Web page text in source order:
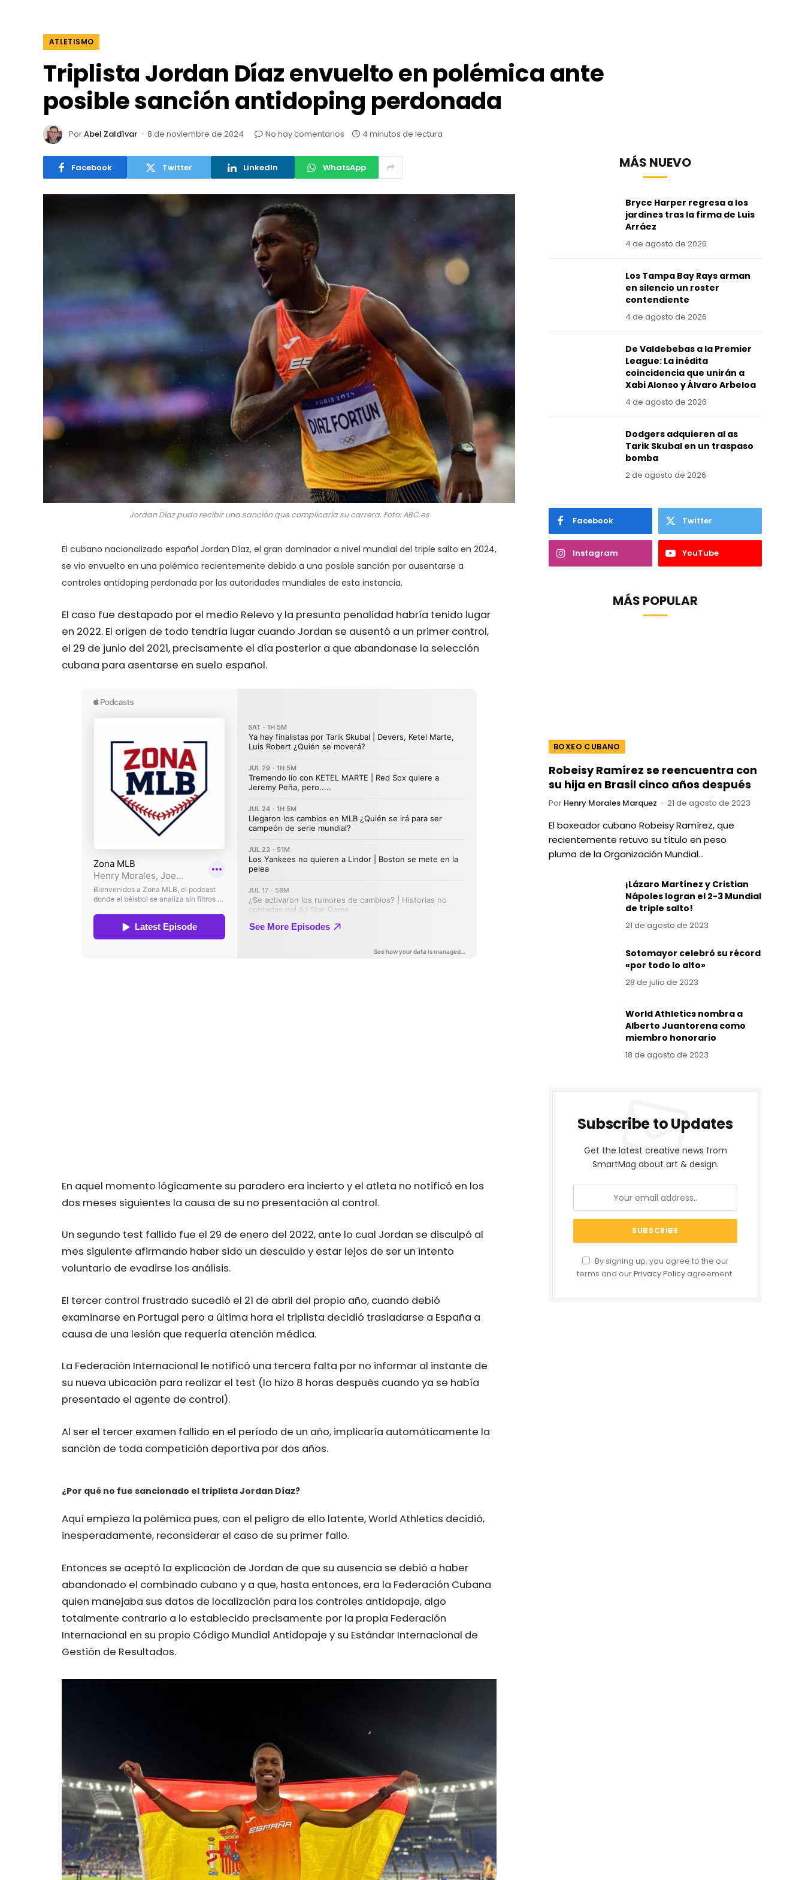
ATLETISMO
Triplista Jordan Díaz envuelto en polémica ante
posible sanción antidoping perdonada
PorAbel Zaldívar 8 de noviembre de 2024 No hay comentarios 4 minutos de lectura
Facebook Twitter LinkedIn WhatsApp
Jordan Díaz pudo recibir una sanción que complicaría su carrera. Foto: ABC.es
El cubano nacionalizado español Jordan Díaz, el gran dominador a nivel mundial del triple salto en 2024,
se vio envuelto en una polémica recientemente debido a una posible sanción por ausentarse a
controles antidoping perdonada por las autoridades mundiales de esta instancia.
El caso fue destapado por el medio Relevo y la presunta penalidad habría tenido lugar
en 2022. El origen de todo tendría lugar cuando Jordan se ausentó a un primer control,
el 29 de junio del 2021, precisamente el día posterior a que abandonase la selección
cubana para asentarse en suelo español.
En aquel momento lógicamente su paradero era incierto y el atleta no notificó en los
dos meses siguientes la causa de su no presentación al control.
Un segundo test fallido fue el 29 de enero del 2022, ante lo cual Jordan se disculpó al
mes siguiente afirmando haber sido un descuido y estar lejos de ser un intento
voluntario de evadirse los análisis.
El tercer control frustrado sucedió el 21 de abril del propio año, cuando debió
examinarse en Portugal pero a última hora el triplista decidió trasladarse a España a
causa de una lesión que requería atención médica.
La Federación Internacional le notificó una tercera falta por no informar al instante de
su nueva ubicación para realizar el test (lo hizo 8 horas después cuando ya se había
presentado el agente de control).
Al ser el tercer examen fallido en el período de un año, implicaría automáticamente la
sanción de toda competición deportiva por dos años.
¿Por qué no fue sancionado el triplista Jordan Díaz?
Aquí empieza la polémica pues, con el peligro de ello latente, World Athletics decidió,
inesperadamente, reconsiderar el caso de su primer fallo.
Entonces se aceptó la explicación de Jordan de que su ausencia se debió a haber
abandonado el combinado cubano y a que, hasta entonces, era la Federación Cubana
quien manejaba sus datos de localización para los controles antidopaje, algo
totalmente contrario a lo establecido precisamente por la propia Federación
Internacional en su propio Código Mundial Antidopaje y su Estándar Internacional de
Gestión de Resultados.
MÁS NUEVO
Bryce Harper regresa a los
jardines tras la firma de Luis
Arráez
4 de agosto de 2026
Los Tampa Bay Rays arman
en silencio un roster
contendiente
4 de agosto de 2026
De Valdebebas a la Premier
League: La inédita
coincidencia que unirán a
Xabi Alonso y Álvaro Arbeloa
4 de agosto de 2026
Dodgers adquieren al as
Tarik Skubal en un traspaso
bomba
2 de agosto de 2026
Facebook Twitter
Instagram YouTube
MÁS POPULAR
BOXEO CUBANO
Robeisy Ramírez se reencuentra con
su hija en Brasil cinco años después
Por Henry Morales Marquez 21 de agosto de 2023
El boxeador cubano Robeisy Ramírez, que
recientemente retuvo su título en peso
pluma de la Organización Mundial…
¡Lázaro Martínez y Cristian
Nápoles logran el 2-3 Mundial
de triple salto!
21 de agosto de 2023
Sotomayor celebró su récord
«por todo lo alto»
28 de julio de 2023
World Athletics nombra a
Alberto Juantorena como
miembro honorario
18 de agosto de 2023
Subscribe to Updates
Get the latest creative news from
SmartMag about art & design.
By signing up, you agree to the our
terms and ourPrivacy Policy agreement.